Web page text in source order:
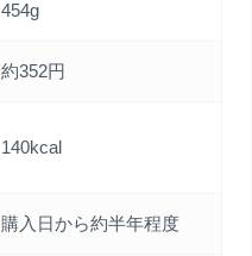
454g
約352円
140kcal
購入日から約半年程度